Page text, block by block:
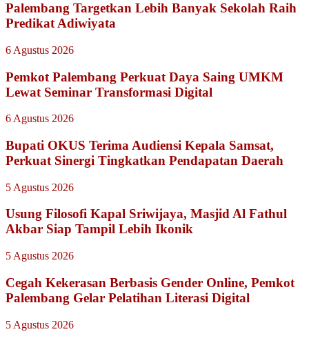
Palembang Targetkan Lebih Banyak Sekolah Raih
Predikat Adiwiyata
6 Agustus 2026
Pemkot Palembang Perkuat Daya Saing UMKM
Lewat Seminar Transformasi Digital
6 Agustus 2026
Bupati OKUS Terima Audiensi Kepala Samsat,
Perkuat Sinergi Tingkatkan Pendapatan Daerah
5 Agustus 2026
Usung Filosofi Kapal Sriwijaya, Masjid Al Fathul
Akbar Siap Tampil Lebih Ikonik
5 Agustus 2026
Cegah Kekerasan Berbasis Gender Online, Pemkot
Palembang Gelar Pelatihan Literasi Digital
5 Agustus 2026